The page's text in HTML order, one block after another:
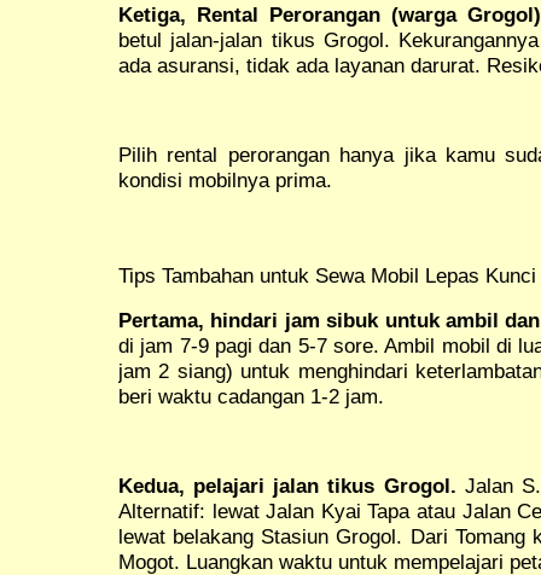
Ketiga, Rental Perorangan (warga
betul jalan-jalan tikus Grogol.
ada asuransi, tidak ada layanan darurat.
Pilih rental perorangan hanya jika kamu
kondisi mobilnya prima.
Tips Tambahan untuk Sewa Mobil Lepas
Pertama, hindari jam sibuk untuk ambil
di jam 7-9 pagi dan 5-7 sore. Ambil mobil di
jam 2 siang) untuk menghindari
beri waktu cadangan 1-2 jam.
Kedua, pelajari jalan tikus Grogol. Jalan
Alternatif: lewat Jalan Kyai Tapa atau Jalan
lewat belakang Stasiun Grogol. Dari Tomang
Mogot. Luangkan waktu untuk mempelajari